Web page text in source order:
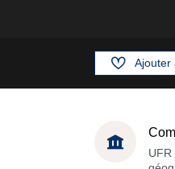
Ajouter
UFR